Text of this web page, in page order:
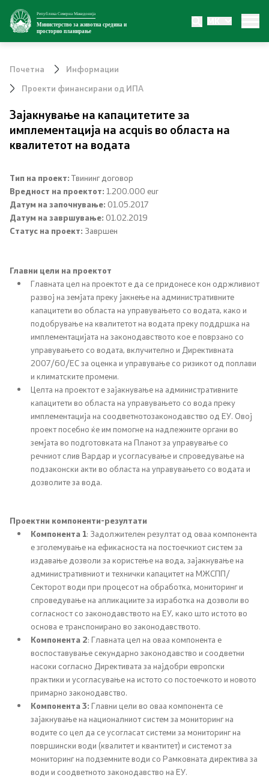
Република Северна Македонија
Министерство за животна средина и
просторно планирање
MK
Министерство
Внатрешна организација
Сектори
Органи во состав
Транспарентност
Односи со јавност
Соопштенија
Промотивни материјали
Позитивна промена
Регулатива
Законодавство
Конвенции
Документи
Програми
Планови
Регистри
Листа согласно закон за квалитет на воздух
Информации
Национални извештаи
Меѓународни извештаи
е-Портали
Почетна
Информации
Проекти финансирани од ИПА
Зајакнување на капацитетите за
имплементација на acquis во областа на
квалитетот на водата
Тип на проект:Tвининг договор
Вредност на проектот: 1.200.000 eur
Датум на започнување: 01.05.2017
Датум на завршување: 01.02.2019
Статус на проект: Завршен
Главни цели на проектот
Главната цел на проектот е да се придонесе кон одржливиот
развој на земјата преку јакнење на административните
капацитети во областа на управувањето со водата, како и
подобрување на квалитетот на водата преку поддршка на
имплементацијата на законодавството кое е поврзано со
управувањето со водата, вклучително и Директивната
2007/60/EC за оценка и управување со ризикот од поплави
и климатските промени.
Целта на проектот е зајакнување на административните
капацитети во областа на управувањето со вода преку
имплементација на соодветнотозаконодавство од ЕУ. Овој
проект посебно ќе им помогне на надлежните органи во
земјата во подготовката на Планот за управување со
речниот слив Вардар и усогласување и спроведување на
подзаконски акти во областа на управувањето со водата и
дозволите за вода.
Проектни компоненти-резултати
Компонента 1: Задолжителен резултат од оваа компонента
е зголемување на ефикасноста на постоечкиот систем за
издавање дозволи за користење на вода, зајакнување на
административниот и технички капацитет на МЖСПП/
Секторот води при процесот на обработка, мониторинг и
спроведување на апликациите за изработка на дозволи во
согласност со законодавството на ЕУ, како што истото во
основа е транспонирано во законодавството.
Компонента 2: Главната цел на оваа компонента е
воспоставување секундарно законодавство и соодветни
насоки согласно Директивата за најдобри европски
практики и усогласување на истото со постоечкото и новото
примарно законодавство.
Компонента 3: Главни цели во оваа компонента се
зајакнување на националниот систем за мониторинг на
водите со цел да се усогласат системи за мониторинг на
површински води (квалитет и квантитет) и системот за
мониторинг на подземните води со Рамковната директива за
води и соодветното законодавство на ЕУ.